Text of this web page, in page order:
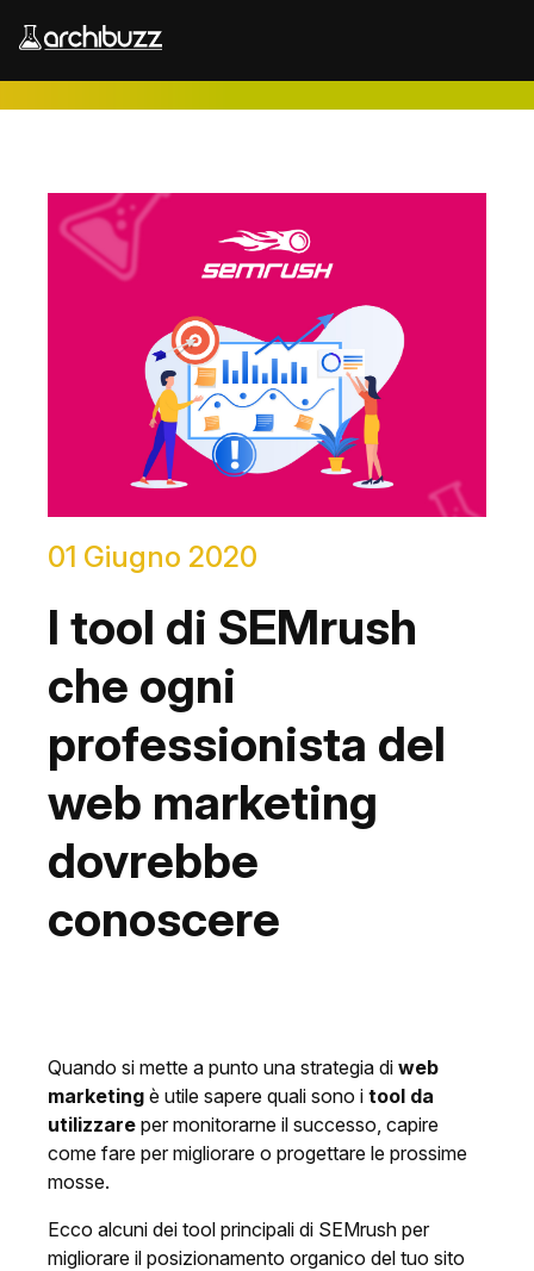
01 Giugno 2020
I tool di SEMrush
che ogni
professionista del
web marketing
dovrebbe
conoscere
Quando si mette a punto una strategia di web
marketing è utile sapere quali sono i tool da
utilizzare per monitorarne il successo, capire
come fare per migliorare o progettare le prossime
mosse.
Ecco alcuni dei tool principali di SEMrush per
migliorare il posizionamento organico del tuo sito